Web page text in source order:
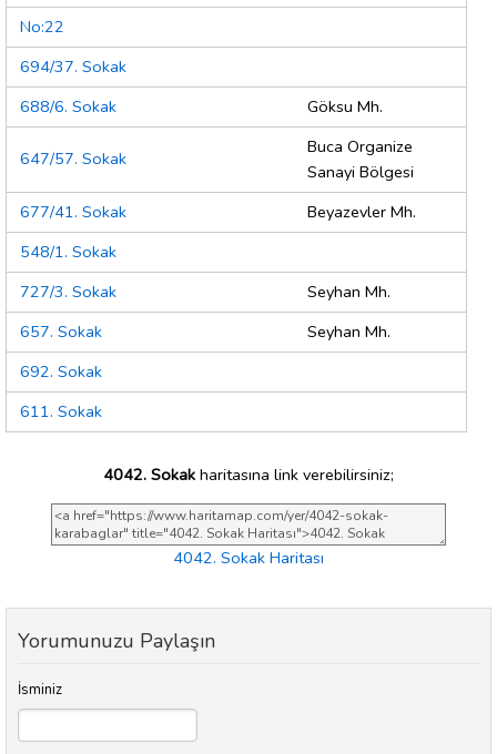
No:22
694/37. Sokak
688/6. Sokak
Göksu Mh.
647/57. Sokak
Buca Organize
Sanayi Bölgesi
677/41. Sokak
Beyazevler Mh.
548/1. Sokak
727/3. Sokak
Seyhan Mh.
657. Sokak
Seyhan Mh.
692. Sokak
611. Sokak
4042. Sokak haritasına link verebilirsiniz;
4042. Sokak Haritası
Yorumunuzu Paylaşın
İsminiz